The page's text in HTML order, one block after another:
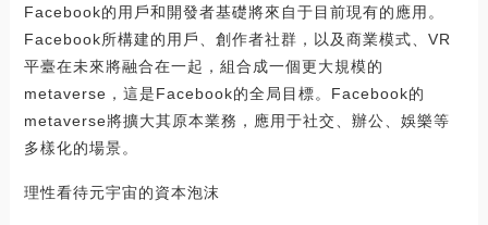
Facebook的用戶和開發者基礎將來自于目前現有的應用。
Facebook所構建的用戶、創作者社群，以及商業模式、VR
平臺在未來將融合在一起，組合成一個更大規模的
metaverse，這是Facebook的全局目標。Facebook的
metaverse將擴大其原本業務，應用于社交、辦公、娛樂等
多樣化的場景。
理性看待元宇宙的資本泡沫